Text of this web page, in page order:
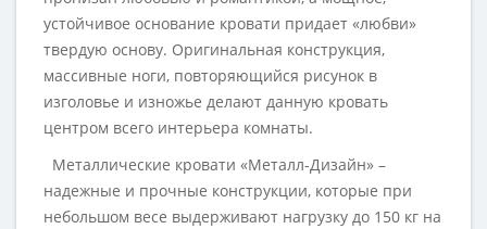
устойчивое основание кровати придает «любви»
твердую основу. Оригинальная конструкция,
массивные ноги, повторяющийся рисунок в
изголовье и изножье делают данную кровать
центром всего интерьера комнаты.
Металлические кровати «Металл-Дизайн» –
надежные и прочные конструкции, которые при
небольшом весе выдерживают нагрузку до 150 кг на